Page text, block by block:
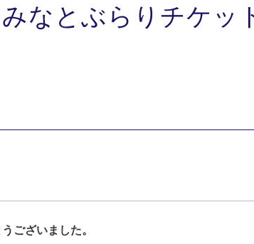
なとぶらりチケッ
ございました。